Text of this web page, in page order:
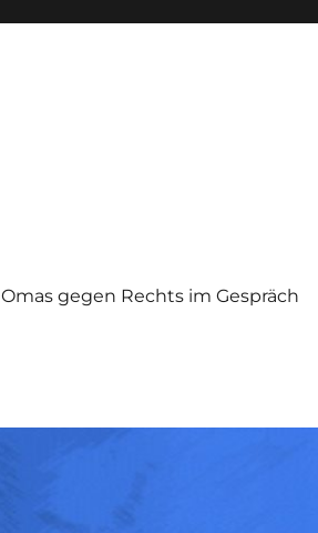
Omas gegen Rechts im Gespräch